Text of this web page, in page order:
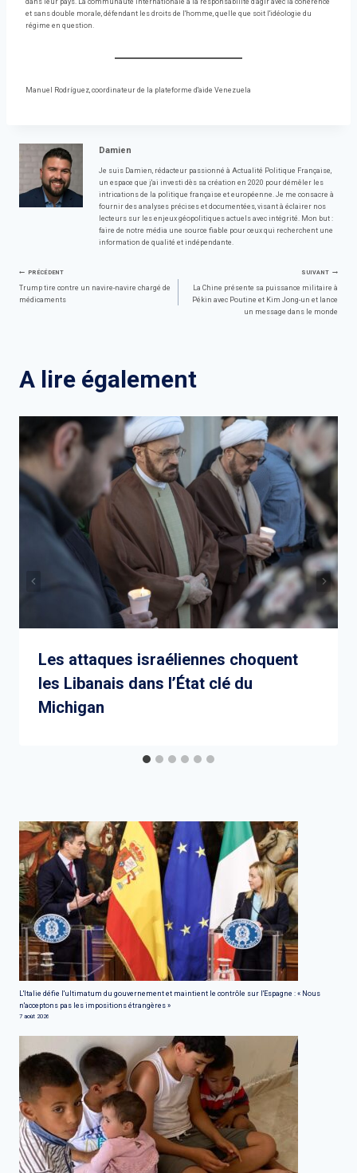
dans leur pays. La communauté internationale a la responsabilité d'agir avec la cohérence
et sans double morale, défendant les droits de l'homme, quelle que soit l'idéologie du
régime en question.
Manuel Rodríguez, coordinateur de la plateforme d'aide Venezuela
Damien
Je suis Damien, rédacteur passionné à Actualité Politique Française,
un espace que j'ai investi dès sa création en 2020 pour démêler les
intrications de la politique française et européenne. Je me consacre à
fournir des analyses précises et documentées, visant à éclairer nos
lecteurs sur les enjeux géopolitiques actuels avec intégrité. Mon but :
faire de notre média une source fiable pour ceux qui recherchent une
information de qualité et indépendante.
Navigation
PRÉCÉDENT
Trump tire contre un navire-navire chargé de
médicaments
SUIVANT
La Chine présente sa puissance militaire à
Pékin avec Poutine et Kim Jong-un et lance
un message dans le monde
A lire également
Les attaques israéliennes choquent
les Libanais dans l’État clé du
Michigan
L'Italie défie l'ultimatum du gouvernement et maintient le contrôle sur l'Espagne : « Nous
n'acceptons pas les impositions étrangères »
7 août 2026